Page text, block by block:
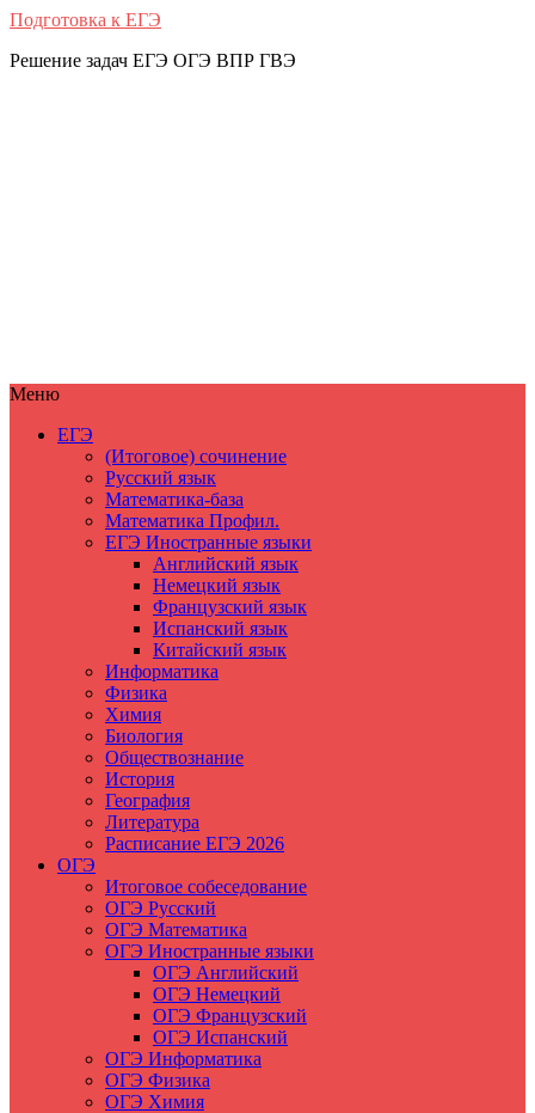
Подготовка к ЕГЭ
Решение задач ЕГЭ ОГЭ ВПР ГВЭ
Меню
ЕГЭ
(Итоговое) сочинение
Русский язык
Математика-база
Математика Профил.
ЕГЭ Иностранные языки
Английский язык
Немецкий язык
Французский язык
Испанский язык
Китайский язык
Информатика
Физика
Химия
Биология
Обществознание
История
География
Литература
Расписание ЕГЭ 2026
ОГЭ
Итоговое собеседование
ОГЭ Русский
ОГЭ Математика
ОГЭ Иностранные языки
ОГЭ Английский
ОГЭ Немецкий
ОГЭ Французский
ОГЭ Испанский
ОГЭ Информатика
ОГЭ Физика
ОГЭ Химия